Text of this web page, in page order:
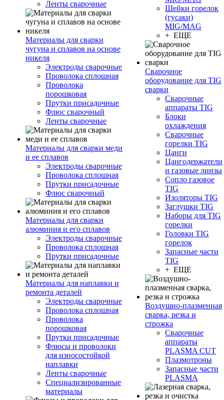
Ленты сварочные
Материалы для сварки
чугуна и сплавов на основе
никеля
Электроды сварочные
Проволока сплошная
Проволока
порошковая
Прутки присадочные
Флюс сварочный
Ленты сварочные
Материалы для сварки меди
и ее сплавов
Электроды сварочные
Проволока сплошная
Прутки присадочные
Флюс сварочный
Материалы для сварки
алюминия и его сплавов
Электроды сварочные
Проволока сплошная
Прутки присадочные
Материалы для наплавки и
ремонта деталей
Электроды сварочные
Проволока сплошная
Проволока
порошковая
Прутки присадочные
Флюсы и проволоки
для износостойкой
наплавки
Ленты сварочные
Специализированные
материалы
Шейки горелок
(гусаки)
MIG/MAG
+ ЕЩЕ
Сварочное
оборудование для TIG
сварки
Сварочные
аппараты TIG
Блоки
охлаждения
Сварочные
горелки TIG
Цанги
Цангодержатели
и газовые линзы
Сопло газовое
TIG
Изоляторы TIG
Заглушки TIG
Наборы для TIG
горелки
Головки TIG
горелок
Запасные части
TIG
+ ЕЩЕ
Воздушно-плазменная
сварка, резка и
строжка
Сварочные
аппараты
PLASMA CUT
Плазмотроны
Запасные части
PLASMA